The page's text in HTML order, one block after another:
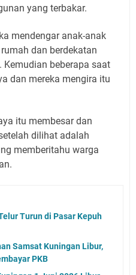
yang terbakar.
mendengar anak-anak
dan berdekatan
beberapa saat
dan mereka mengira itu
itu membesar dan
dilihat adalah
memberitahu warga
Turun di Pasar Kepuh
Samsat Kuningan Libur,
PKB